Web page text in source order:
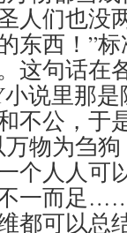
人们也没
东西！”
这句话在
说里那
不公，于
物为刍
个人人可
不一而足
都可以总